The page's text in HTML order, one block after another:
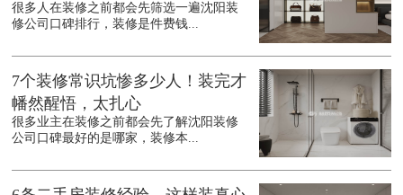
很多人在装修之前都会先筛选一遍沈阳装
修公司口碑排行，装修是件费钱...
7个装修常识坑惨多少人！装完才
幡然醒悟，太扎心
很多业主在装修之前都会先了解沈阳装修
公司口碑最好的是哪家，装修本...